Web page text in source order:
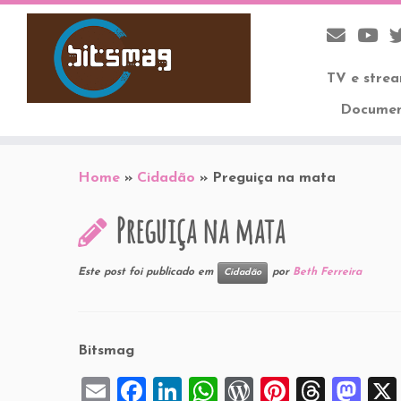
TV e
Home » Cidadão » Preguiça na mata
Preguiça na mata
Este post foi publicado em Cidadão por Beth Ferreira
Bitsmag
E
F
Li
W W
Pi
T
M